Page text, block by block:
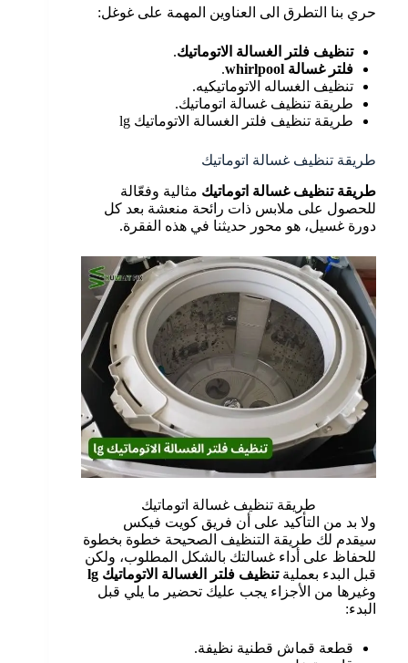
حري بنا التطرق الى العناوين المهمة على غوغل:
تنظيف فلتر الغسالة الاتوماتيك.
فلتر غسالة whirlpool
.
تنظيف الغساله الاتوماتيكيه.
طريقة تنظيف غسالة اتوماتيك.
طريقة تنظيف فلتر الغسالة الاتوماتيك lg
طريقة تنظيف غسالة اتوماتيك
طريقة تنظيف غسالة اتوماتيك مثالية وفعّالة
للحصول على ملابس ذات رائحة منعشة بعد كل
دورة غسيل، هو محور حديثنا في هذه الفقرة.
طريقة تنظيف غسالة اتوماتيك
ولا بد من التأكيد على أن فريق كويت فيكس
سيقدم لك طريقة التنظيف الصحيحة خطوة بخطوة
للحفاظ على أداء غسالتك بالشكل المطلوب، ولكن
قبل البدء بعمليةتنظيف فلتر الغسالة الاتوماتيك lg
وغيرها من الأجزاء يجب عليك تحضير ما يلي قبل
البدء:
قطعة قماش قطنية نظيفة.